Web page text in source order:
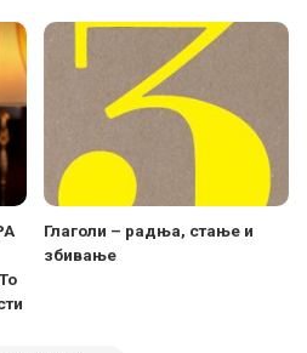
Глаголи – радња, стање и
збивање